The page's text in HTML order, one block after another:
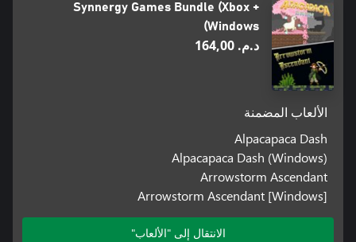
Synnergy Games Bundle (Xbox +
Windows)
د.م.‏ 164,00
الألعاب المضمنة
Alpacapaca Dash
Alpacapaca Dash (Windows)
Arrowstorm Ascendant
Arrowstorm Ascendant [Windows]
الانتقال إلى "الألعاب"